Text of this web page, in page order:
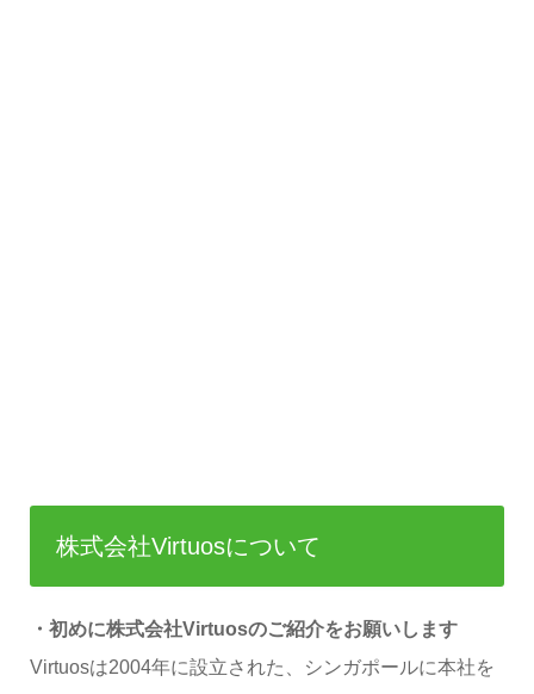
株式会社Virtuosについて
・初めに株式会社Virtuosのご紹介をお願いします
Virtuosは2004年に設立された、シンガポールに本社を